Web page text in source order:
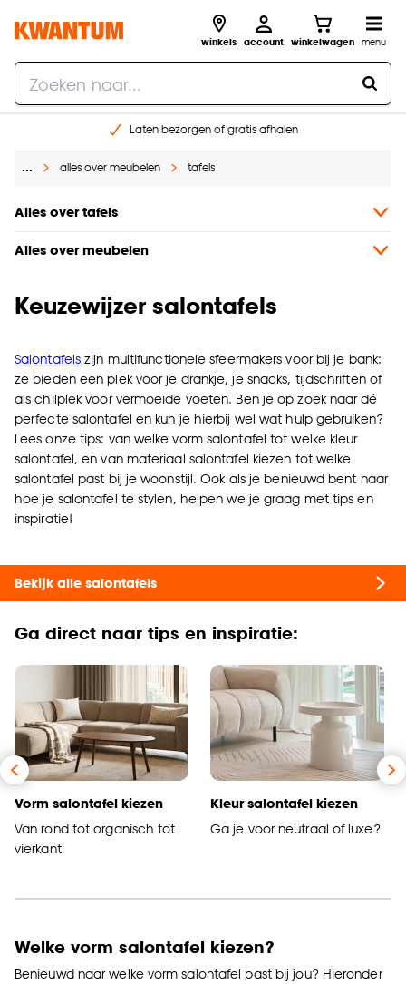
winkels account winkelwagen menu
Laten bezorgen of gratis afhalen
Gratis raam advies en opmeten aan huis
… alles over meubelen tafels
Alles over tafels
Alles over meubelen
Keuzewijzer salontafels
Salontafelszijn multifunctionele sfeermakers voor bij je bank:
ze bieden een plek voor je drankje, je snacks, tijdschriften of
als chilplek voor vermoeide voeten. Ben je op zoek naar dé
perfecte salontafel en kun je hierbij wel wat hulp gebruiken?
Lees onze tips: van welke vorm salontafel tot welke kleur
salontafel, en van materiaal salontafel kiezen tot welke
salontafel past bij je woonstijl. Ook als je benieuwd bent naar
hoe je salontafel te stylen, helpen we je graag met tips en
inspiratie!
Bekijk alle salontafels
Ga direct naar tips en inspiratie:
Vorm salontafel kiezen
Van rond tot organisch tot
vierkant
Kleur salontafel kiezen
Ga je voor neutraal of luxe?
Welke vorm salontafel kiezen?
Benieuwd naar welke vorm salontafel past bij jou? Hieronder